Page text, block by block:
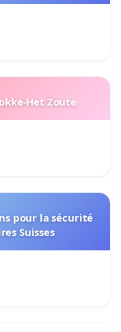
Het Zoute
pour la sécurité
Suisses